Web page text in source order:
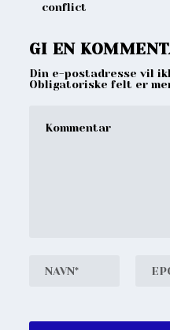
conflict
GI EN
Din e-postadresse vil
Obligatoriske felt er